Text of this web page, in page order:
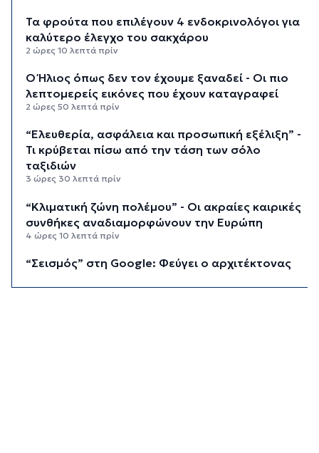
Τα φρούτα που επιλέγουν 4 ενδοκρινολόγοι για
καλύτερο έλεγχο του σακχάρου
2 ώρες 10 λεπτά πρίν
Ο Ήλιος όπως δεν τον έχουμε ξαναδεί - Οι πιο
λεπτομερείς εικόνες που έχουν καταγραφεί
2 ώρες 50 λεπτά πρίν
“Ελευθερία, ασφάλεια και προσωπική εξέλιξη” -
Τι κρύβεται πίσω από την τάση των σόλο
ταξιδιών
3 ώρες 30 λεπτά πρίν
“Κλιματική ζώνη πολέμου” - Οι ακραίες καιρικές
συνθήκες αναδιαμορφώνουν την Ευρώπη
4 ώρες 10 λεπτά πρίν
“Σεισμός” στη Google: Φεύγει ο αρχιτέκτονας